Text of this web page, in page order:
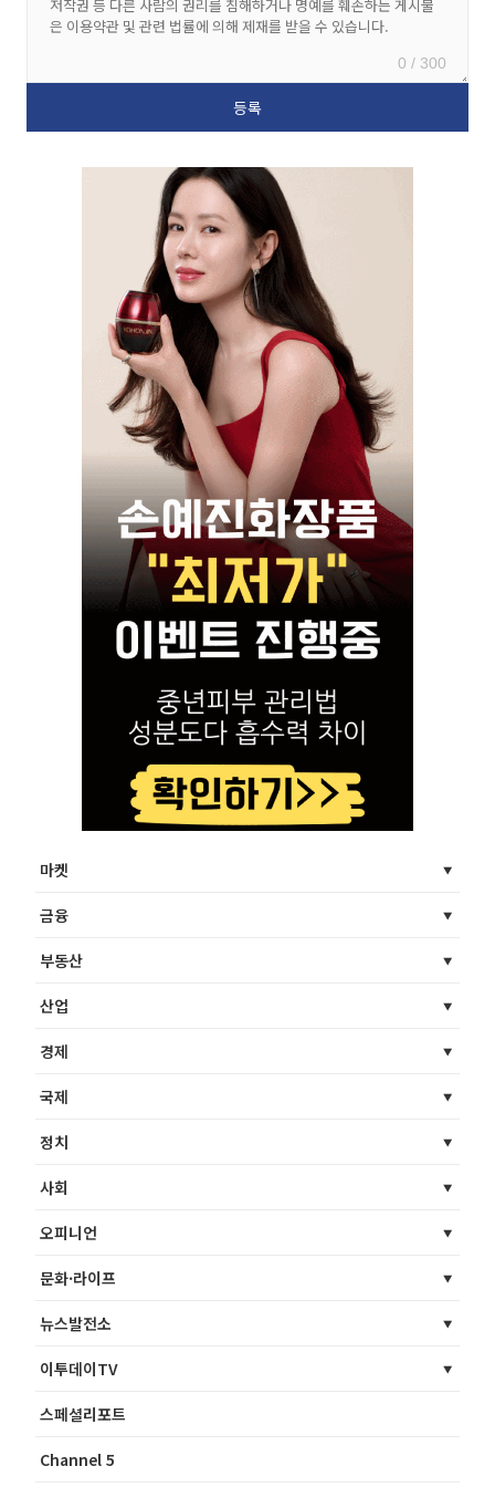
0 / 300
마켓
금융
부동산
산업
경제
국제
정치
사회
오피니언
문화·라이프
뉴스발전소
이투데이TV
스페셜리포트
Channel 5